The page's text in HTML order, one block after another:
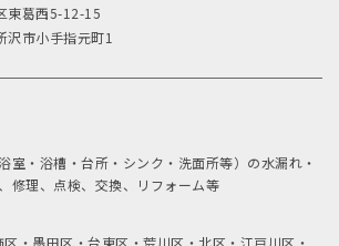
東葛西5-12-15
沢市小手指元町1
室・浴槽・台所・シンク・洗面所等）の水漏れ・
修理、点検、交換、リフォーム等
区・墨田区・台東区・荒川区・北区・江戸川区・